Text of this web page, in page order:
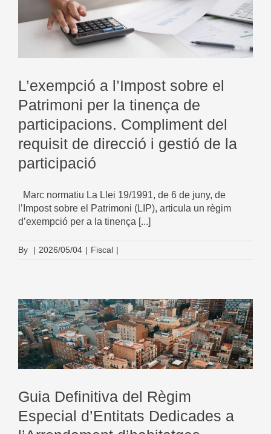
L’exempció a l’Impost sobre el
Patrimoni per la tinença de
participacions. Compliment del
requisit de direcció i gestió de la
participació
Marc normatiu La Llei 19/1991, de 6 de juny, de
l’Impost sobre el Patrimoni (LIP), articula un règim
d’exempció per a la tinença [...]
By | 2026/05/04 | Fiscal |
Guia Definitiva del Règim
Especial d’Entitats Dedicades a